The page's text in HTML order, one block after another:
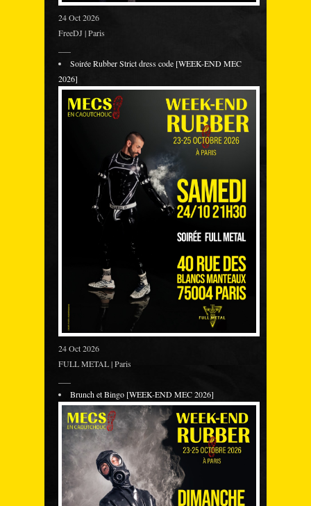
24 Oct 2026
FreeDJ | Paris
Soirée Rubber Strict dress code [WEEK-END MEC
2026]
24 Oct 2026
FULL METAL | Paris
Brunch et Bingo [WEEK-END MEC 2026]